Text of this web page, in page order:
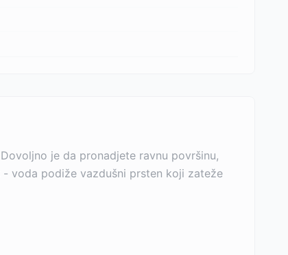
je da pronadjete ravnu površinu,
voda podiže vazdušni prsten koji zateže